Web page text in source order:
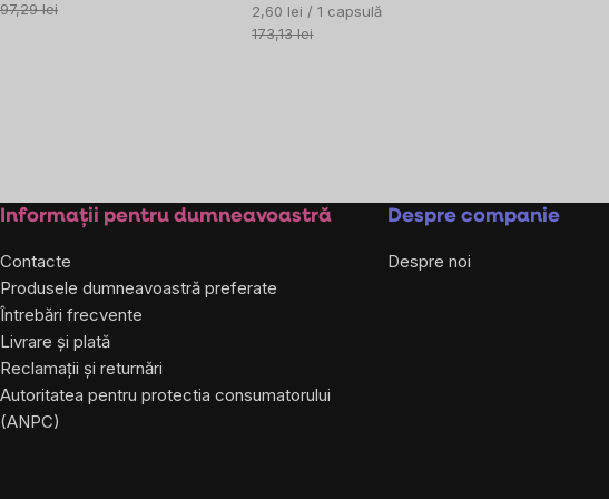
preţ:
97,29 lei
Evaluare
preţ:
2,60 lei / 1 capsulă
173,13 lei
Subsol
Informații pentru dumneavoastră
Contacte
Produsele dumneavoastră preferate
Întrebări frecvente
Livrare și plată
Reclamații și returnări
Autoritatea pentru protectia consumatorului
(ANPC)
Despre companie
Despre noi